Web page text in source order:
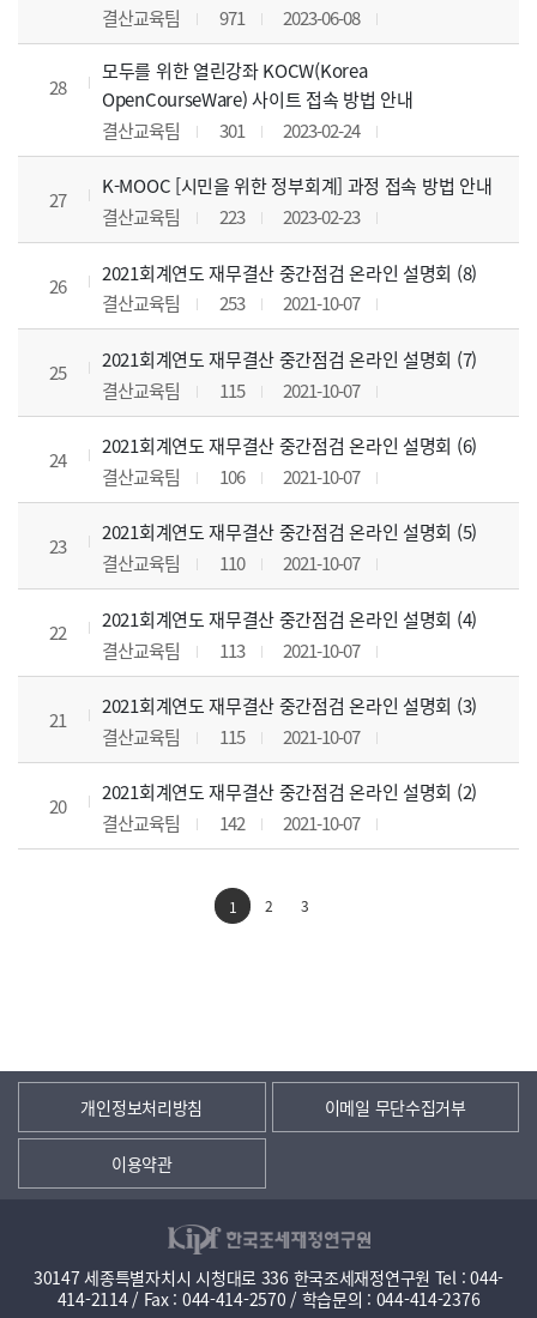
결산교육팀
971 2023-06-08
28
모두를 위한 열린강좌 KOCW(Korea
OpenCourseWare) 사이트 접속 방법 안내
결산교육팀
301 2023-02-24
27
K-MOOC [시민을 위한 정부회계] 과정 접속 방법 안내
결산교육팀
223 2023-02-23
26
2021회계연도 재무결산 중간점검 온라인 설명회 (8)
결산교육팀
253 2021-10-07
25
2021회계연도 재무결산 중간점검 온라인 설명회 (7)
결산교육팀
115 2021-10-07
24
2021회계연도 재무결산 중간점검 온라인 설명회 (6)
결산교육팀
106 2021-10-07
23
2021회계연도 재무결산 중간점검 온라인 설명회 (5)
결산교육팀
110 2021-10-07
22
2021회계연도 재무결산 중간점검 온라인 설명회 (4)
결산교육팀
113 2021-10-07
21
2021회계연도 재무결산 중간점검 온라인 설명회 (3)
결산교육팀
115 2021-10-07
20
2021회계연도 재무결산 중간점검 온라인 설명회 (2)
결산교육팀
142 2021-10-07
1 2 3
개인정보처리방침 이메일 무단수집거부
이용약관
30147 세종특별자치시 시청대로 336 한국조세재정연구원 Tel : 044-
414-2114 / Fax : 044-414-2570 / 학습문의 : 044-414-2376